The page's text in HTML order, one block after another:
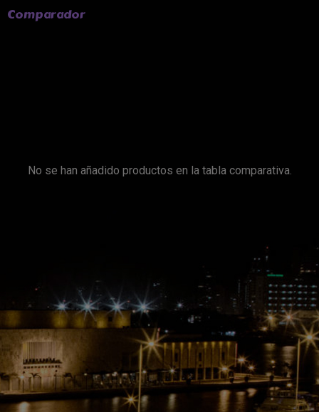
Comparador
No se han añadido productos en la tabla comparativa.